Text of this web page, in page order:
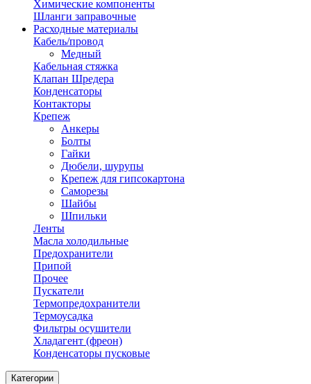
Химические компоненты
Шланги заправочные
Расходные материалы
Кабель/провод
Медный
Кабельная стяжка
Клапан Шредера
Конденсаторы
Контакторы
Крепеж
Анкеры
Болты
Гайки
Дюбели, шурупы
Крепеж для гипсокартона
Саморезы
Шайбы
Шпильки
Ленты
Масла холодильные
Предохранители
Припой
Прочее
Пускатели
Термопредохранители
Термоусадка
Фильтры осушители
Хладагент (фреон)
Конденсаторы пусковые
Категории